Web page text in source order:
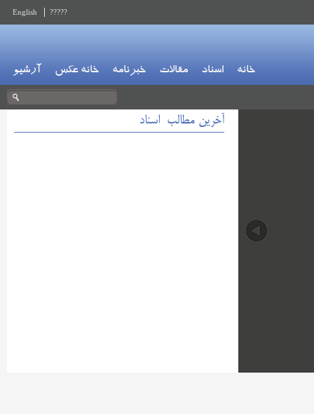
?????
English
خانه اسناد مقالات خبرنامه خانه عکس آرشیو
آخرین مطالب اسناد